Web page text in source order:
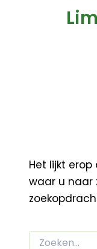
Het lijkt
waar u naar